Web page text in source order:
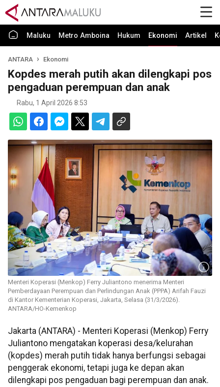
Maluku Metro Amboina Hukum Ekonomi Artikel
ANTARA Ekonomi
Kopdes merah putih akan dilengkapi pos
pengaduan perempuan dan anak
Rabu, 1 April 2026 8:53
Menteri Koperasi (Menkop) Ferry Juliantono menerima Menteri
Pemberdayaan Perempuan dan Perlindungan Anak (PPPA) Arifah Fauzi
di Kantor Kementerian Koperasi, Jakarta, Selasa (31/3/2026).
ANTARA/HO-Kemenkop
Jakarta (ANTARA) - Menteri Koperasi (Menkop) Ferry
Juliantono mengatakan koperasi desa/kelurahan
(kopdes) merah putih tidak hanya berfungsi sebagai
penggerak ekonomi, tetapi juga ke depan akan
dilengkapi pos pengaduan bagi perempuan dan anak.